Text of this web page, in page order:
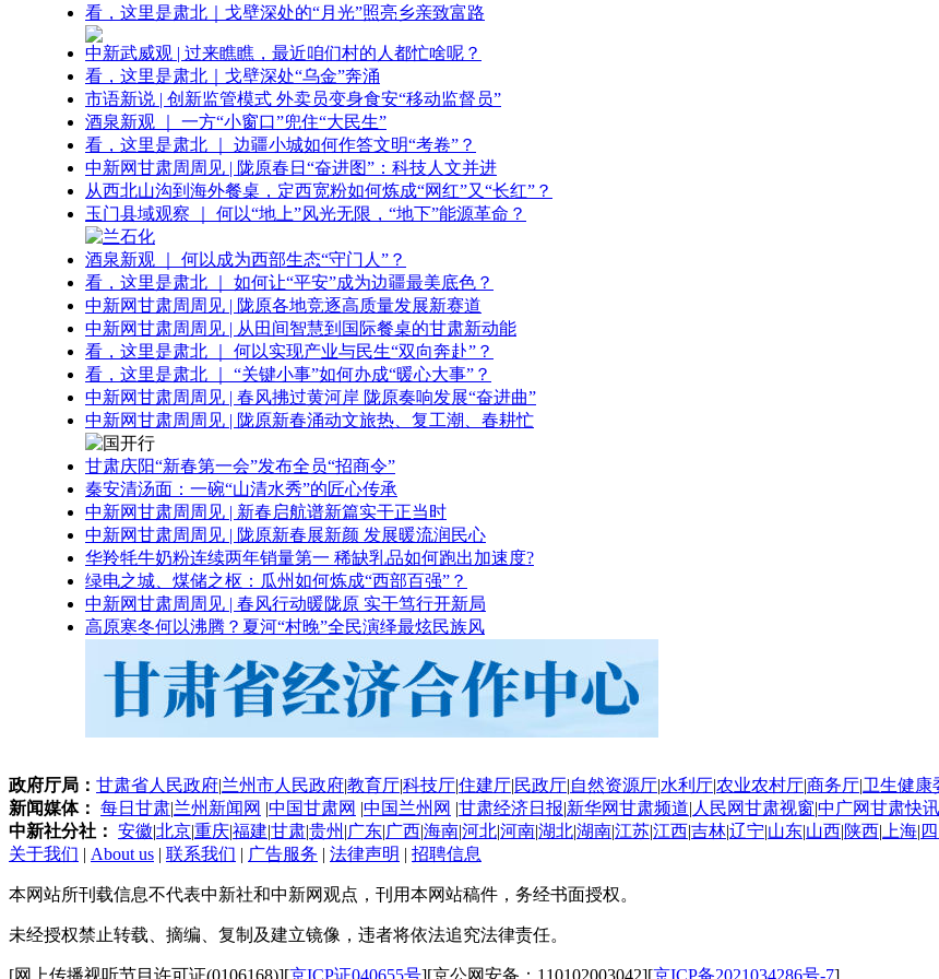
看，这里是肃北｜戈壁深处的“月光”照亮乡亲致富路
中新武威观 | 过来瞧瞧，最近咱们村的人都忙啥呢？
看，这里是肃北｜戈壁深处“乌金”奔涌
市语新说 | 创新监管模式 外卖员变身食安“移动监督员”
酒泉新观 ｜ 一方“小窗口”兜住“大民生”
看，这里是肃北 ｜ 边疆小城如何作答文明“考卷”？
中新网甘肃周周见 | 陇原春日“奋进图”：科技人文并进
从西北山沟到海外餐桌，定西宽粉如何炼成“网红”又“长红”？
玉门县域观察 ｜ 何以“地上”风光无限，“地下”能源革命？
酒泉新观 ｜ 何以成为西部生态“守门人”？
看，这里是肃北 ｜ 如何让“平安”成为边疆最美底色？
中新网甘肃周周见 | 陇原各地竞逐高质量发展新赛道
中新网甘肃周周见 | 从田间智慧到国际餐桌的甘肃新动能
看，这里是肃北 ｜ 何以实现产业与民生“双向奔赴”？
看，这里是肃北 ｜ “关键小事”如何办成“暖心大事”？
中新网甘肃周周见 | 春风拂过黄河岸 陇原奏响发展“奋进曲”
中新网甘肃周周见 | 陇原新春涌动文旅热、复工潮、春耕忙
甘肃庆阳“新春第一会”发布全员“招商令”
秦安清汤面：一碗“山清水秀”的匠心传承
中新网甘肃周周见 | 新春启航谱新篇实干正当时
中新网甘肃周周见 | 陇原新春展新颜 发展暖流润民心
华羚牦牛奶粉连续两年销量第一 稀缺乳品如何跑出加速度?
绿电之城、煤储之枢：瓜州如何炼成“西部百强”？
中新网甘肃周周见 | 春风行动暖陇原 实干笃行开新局
高原寒冬何以沸腾？夏河“村晚”全民演绎最炫民族风
政府厅局： 甘肃省人民政府|兰州市人民政府|教育厅|科技厅|住建厅|民政厅|自然资源厅|水利厅|农业农村厅|商务厅|卫生健康
新闻媒体： 每日甘肃|兰州新闻网 |中国甘肃网 |中国兰州网 |甘肃经济日报|新华网甘肃频道| 人民网甘肃视窗|中广网甘肃快讯
中新社分社： 安徽|北京|重庆|福建|甘肃|贵州 |广东|广西|海南|河北|河南|湖北|湖南|江苏|江西|吉林|辽宁|山东|山西|陕西| 上海| 四
关于我们 | About us | 联系我们 | 广告服务 | 法律声明 | 招聘信息
本网站所刊载信息不代表中新社和中新网观点，刊用本网站稿件，务经书面授权。
未经授权禁止转载、摘编、复制及建立镜像，违者将依法追究法律责任。
[网上传播视听节目许可证(0106168)][京ICP证040655号][京公网安备：110102003042][京ICP备2021034286号-7]